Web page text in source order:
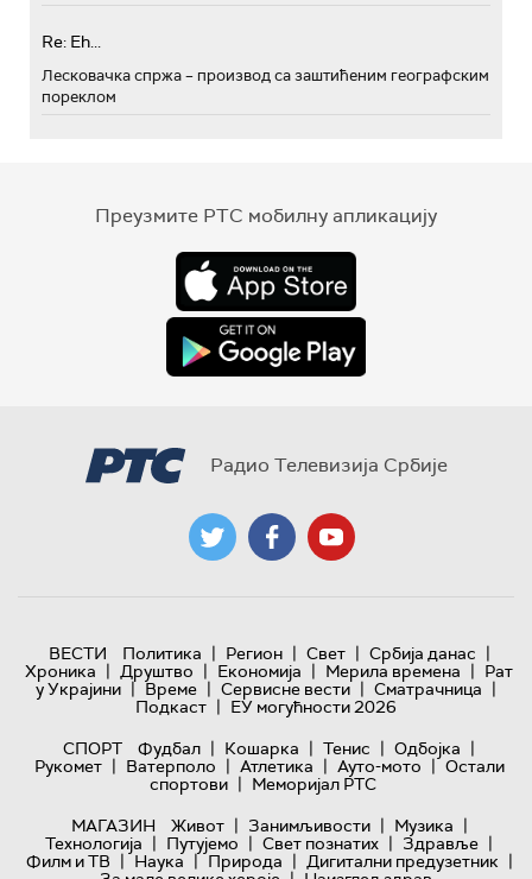
Re: Eh...
Лесковачка спржа – производ са заштићеним географским
пореклом
Преузмите РТС мобилну апликацију
Радио Телевизија Србије
ВЕСТИ Политика | Регион | Свет | Србија данас |
Хроника | Друштво | Економија | Мерила времена | Рат
у Украјини | Време | Сервисне вести | Сматрачница |
Подкаст | ЕУ могућности 2026
СПОРТ
Фудбал | Кошарка | Тенис | Одбојка |
Рукомет | Ватерполо | Атлетика | Ауто-мото | Остали
спортови | Меморијал РТС
МАГАЗИН
Живот | Занимљивости | Музика |
Технологијa | Путујемо | Свет познатих | Здравље |
Филм и ТВ | Наука | Природа | Дигитални предузетник |